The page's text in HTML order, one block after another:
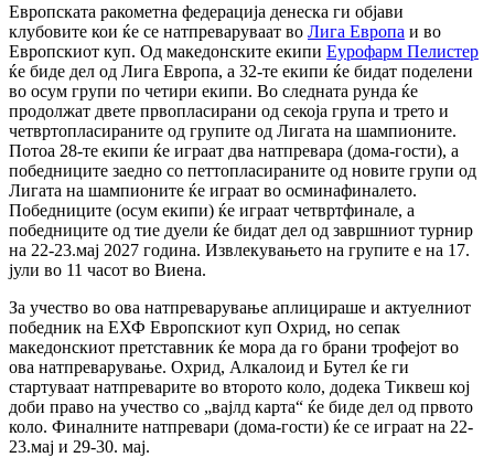
Европската ракометна федерација денеска ги објави
клубовите кои ќе се натпреваруваат во Лига Европа и во
Европскиот куп. Од македонските екипи Еурофарм Пелистер
ќе биде дел од Лига Европа, а 32-те екипи ќе бидат поделени
во осум групи по четири екипи. Во следната рунда ќе
продолжат двете првопласирани од секоја група и трето и
четвртопласираните од групите од Лигата на шампионите.
Потоа 28-те екипи ќе играат два натпревара (дома-гости), а
победниците заедно со петтопласираните од новите групи од
Лигата на шампионите ќе играат во осминафиналето.
Победниците (осум екипи) ќе играат четвртфинале, а
победниците од тие дуели ќе бидат дел од завршниот турнир
на 22-23.мај 2027 година. Извлекувањето на групите е на 17.
јули во 11 часот во Виена.
За учество во ова натпреварување аплицираше и актуелниот
победник на ЕХФ Европскиот куп Охрид, но сепак
македонскиот претставник ќе мора да го брани трофејот во
ова натпреварување. Охрид, Алкалоид и Бутел ќе ги
стартуваат натпреварите во второто коло, додека Тиквеш кој
доби право на учество со „вајлд карта“ ќе биде дел од првото
коло. Финалните натпревари (дома-гости) ќе се играат на 22-
23.мај и 29-30. мај.